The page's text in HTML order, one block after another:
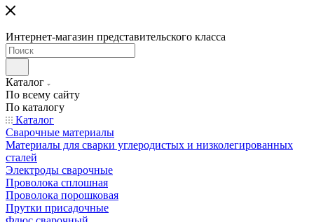
Интернет-магазин представительского класса
Каталог
По всему сайту
По каталогу
Каталог
Сварочные материалы
Материалы для сварки углеродистых и низколегированных
сталей
Электроды сварочные
Проволока сплошная
Проволока порошковая
Прутки присадочные